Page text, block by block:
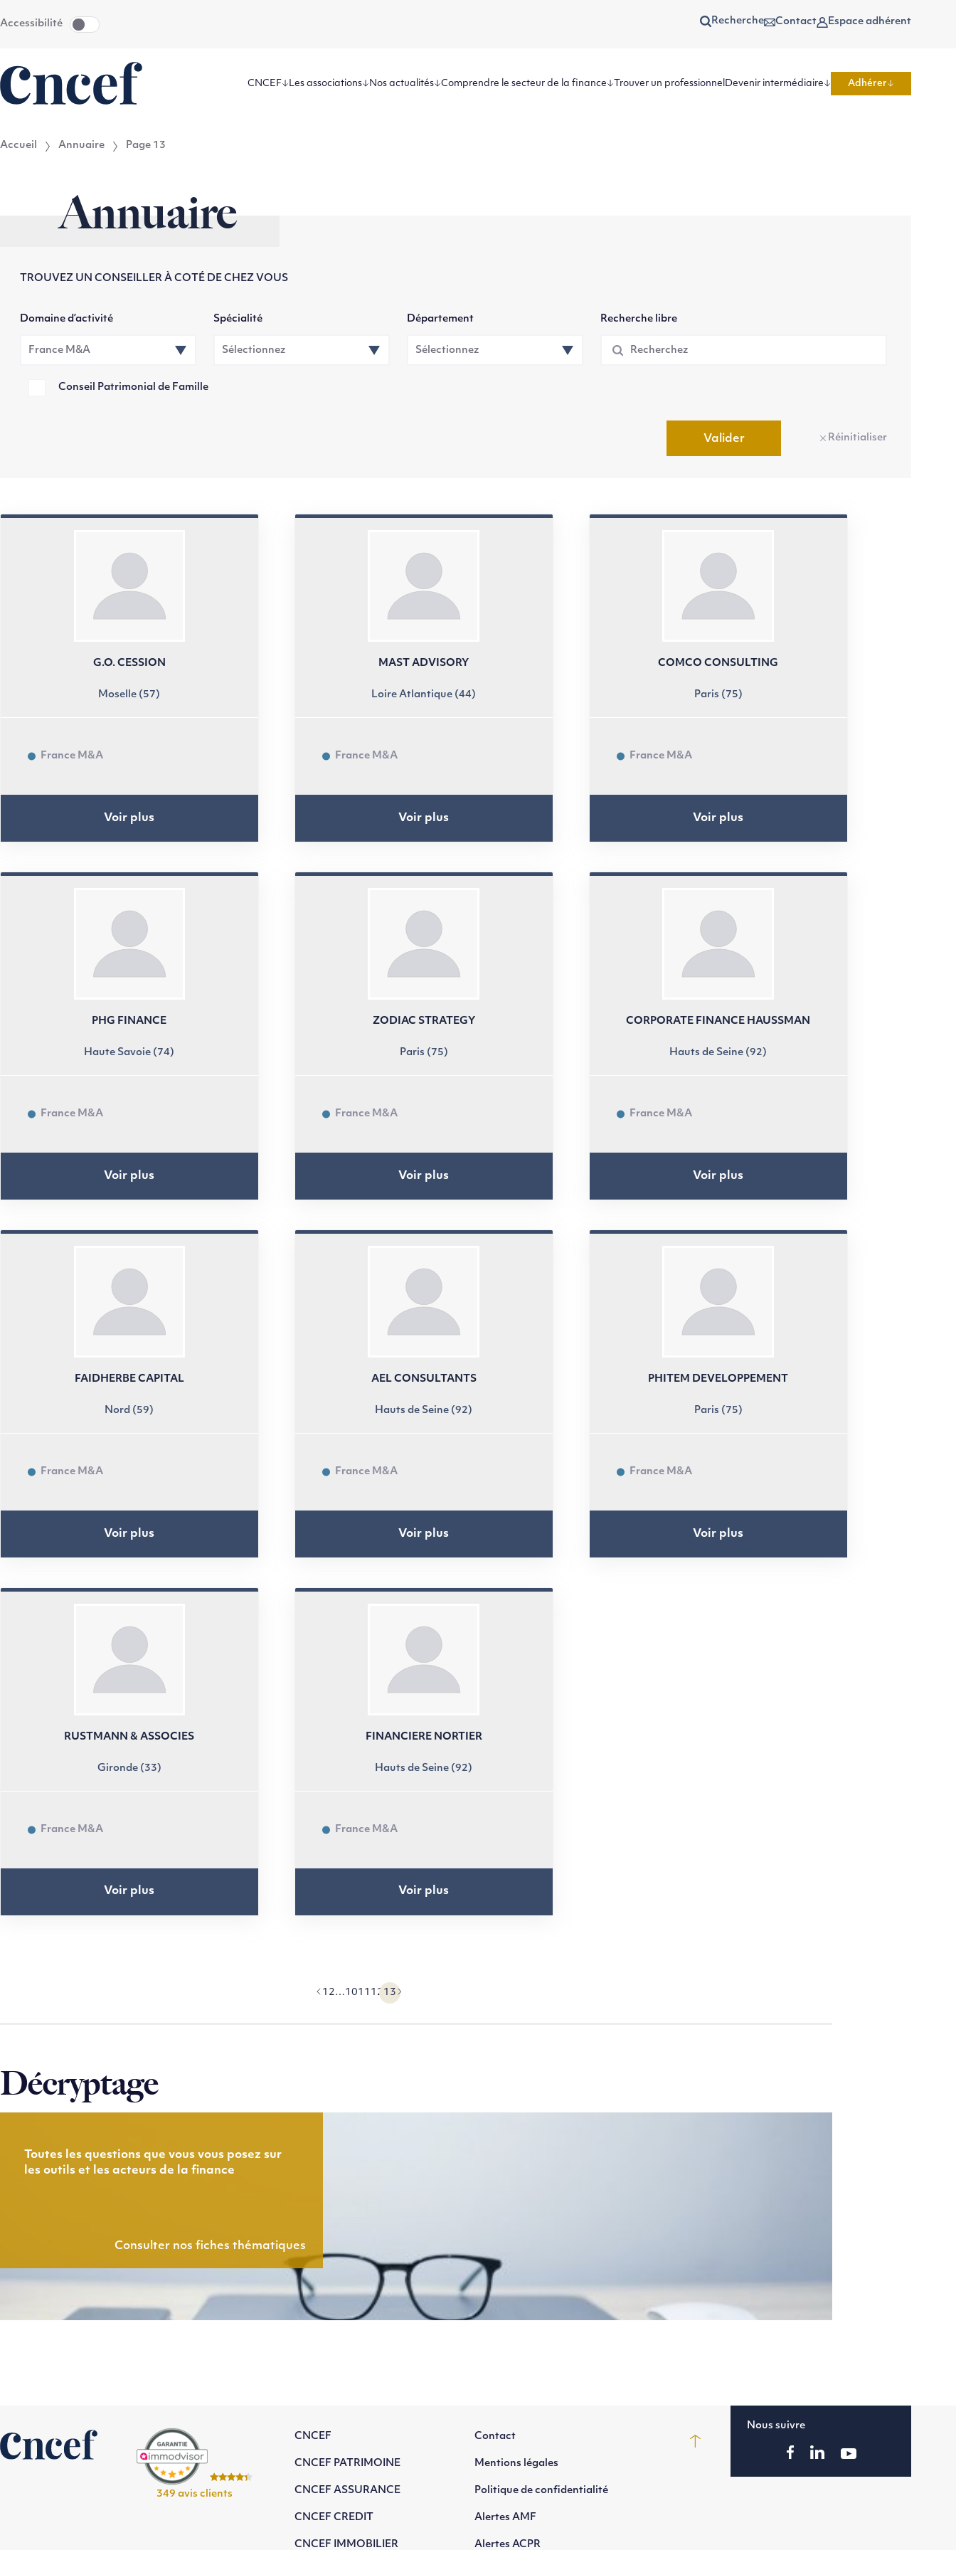
Accessibilité Recherche Contact Espace adhérent
CNCEF Les associations Nos actualités Comprendre le secteur de la finance Trouver un professionnel Devenir intermédiaire Adhérer
Accueil Annuaire Page 13
Annuaire
TROUVEZ UN CONSEILLER À COTÉ DE CHEZ VOUS
Domaine d’activité Spécialité Département Recherche libre
Conseil Patrimonial de Famille
Valider Réinitialiser
G.O. CESSION
Moselle (57)
France M&A
Voir plus
MAST ADVISORY
Loire Atlantique (44)
France M&A
Voir plus
COMCO CONSULTING
Paris (75)
France M&A
Voir plus
PHG FINANCE
Haute Savoie (74)
France M&A
Voir plus
ZODIAC STRATEGY
Paris (75)
France M&A
Voir plus
CORPORATE FINANCE HAUSSMAN
Hauts de Seine (92)
France M&A
Voir plus
FAIDHERBE CAPITAL
Nord (59)
France M&A
Voir plus
AEL CONSULTANTS
Hauts de Seine (92)
France M&A
Voir plus
PHITEM DEVELOPPEMENT
Paris (75)
France M&A
Voir plus
RUSTMANN & ASSOCIES
Gironde (33)
France M&A
Voir plus
FINANCIERE NORTIER
Hauts de Seine (92)
France M&A
Voir plus
Précédent
1 2…1011 12 13 Suivant
Décryptage
Toutes les questions que vous vous posez sur
les outils et les acteurs de la finance
Consulter nos fiches thématiques
349 avis clients
CNCEF
CNCEF PATRIMOINE
CNCEF ASSURANCE
CNCEF CREDIT
CNCEF IMMOBILIER
Contact
Mentions légales
Politique de confidentialité
Alertes AMF
Alertes ACPR
Nous suivre